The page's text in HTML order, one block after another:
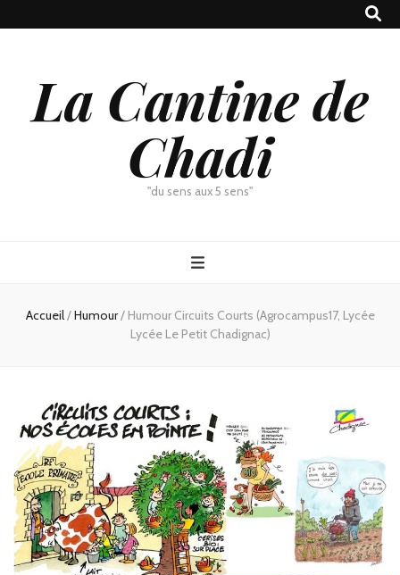
La Cantine de
Chadi
"du sens aux 5 sens"
Accueil/Humour/ Humour Circuits Courts (Agrocampus17, Lycée
Lycée Le Petit Chadignac)